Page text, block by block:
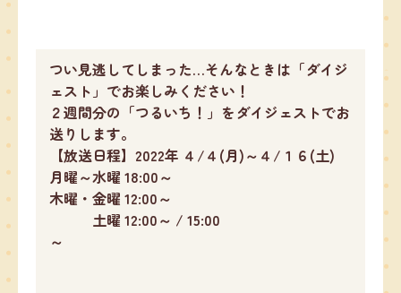
つい見逃してしまった…そんなときは「ダイジ
ェスト」でお楽しみください！
２週間分の「つるいち！」をダイジェストでお
送りします。
【放送日程】2022年 ４/４(月)～４/１６(土)
月曜～水曜 18:00～
木曜・金曜 12:00～
土曜 12:00～ / 15:00